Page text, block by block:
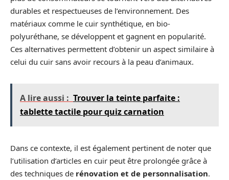
durables et respectueuses de l’environnement. Des
matériaux comme le cuir synthétique, en bio-
polyuréthane, se développent et gagnent en popularité.
Ces alternatives permettent d’obtenir un aspect similaire à
celui du cuir sans avoir recours à la peau d’animaux.
A lire aussi : Trouver la teinte parfaite :
tablette tactile pour quiz carnation
Dans ce contexte, il est également pertinent de noter que
l’utilisation d’articles en cuir peut être prolongée grâce à
des techniques de rénovation et de personnalisation.